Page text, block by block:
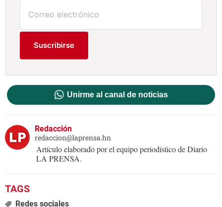
Suscribirse
Unirme al canal de noticias
Redacción
redaccion@laprensa.hn
Artículo elaborado por el equipo periodístico de Diario
LA PRENSA.
Redes sociales